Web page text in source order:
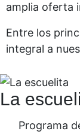
amplia oferta
Entre los
integral a
La
Programa